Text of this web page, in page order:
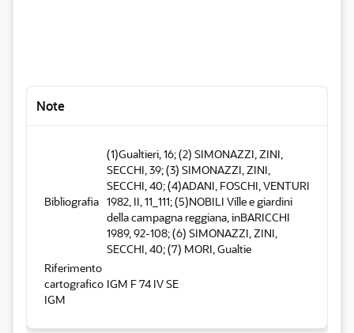
Note
Bibliografia
(1)Gualtieri, 16; (2) SIMONAZZI, ZINI,
SECCHI, 39; (3) SIMONAZZI, ZINI,
SECCHI, 40; (4)ADANI, FOSCHI, VENTURI
1982, II, 11_111; (5)NOBILI Ville e giardini
della campagna reggiana, inBARICCHI
1989, 92-108; (6) SIMONAZZI, ZINI,
SECCHI, 40; (7) MORI, Gualtie
Riferimento
cartografico
IGM
IGM F 74 IV SE